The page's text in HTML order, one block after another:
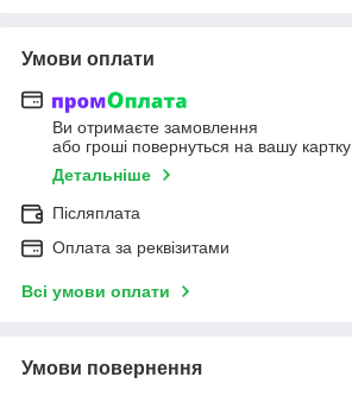
Умови оплати
Ви отримаєте замовлення
або гроші повернуться на вашу картку
Детальніше
Післяплата
Оплата за реквізитами
Всі умови оплати
Умови повернення